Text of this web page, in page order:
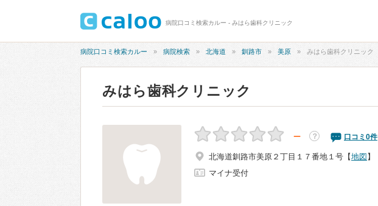
病院口コミ検索カルー - みはら歯科クリニック
病院口コミ検索カルー 病院検索 北海道 釧路市 美原 みはら歯科クリニック
みはら歯科クリニック
－ ？ 口コミ 0件
北海道釧路市美原２丁目１７番地１号 【地図 】
マイナ受付